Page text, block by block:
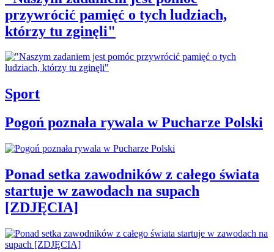
przywrócić pamięć o tych ludziach,
którzy tu zginęli"
Sport
Pogoń poznała rywala w Pucharze Polski
Ponad setka zawodników z całego świata
startuje w zawodach na supach
[ZDJĘCIA]